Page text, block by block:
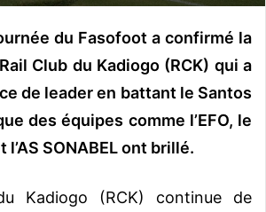
du Fasofoot a confirmé la
Club du Kadiogo (RCK) qui a
de leader en battant le Santos
des équipes comme l’EFO, le
l’AS SONABEL ont brillé.
Kadiogo (RCK) continue de